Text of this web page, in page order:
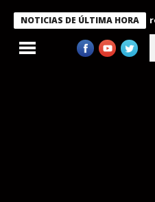
NOTICIAS DE ÚLTIMA HORA
Bukele condecora a miembros